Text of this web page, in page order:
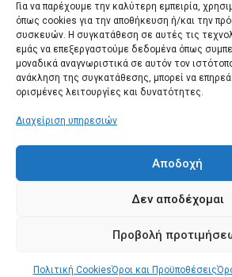
Για να παρέχουμε την καλύτερη εμπειρία,
όπως cookies για την αποθήκευση ή/και την
συσκευών. Η συγκατάθεση σε αυτές τις
εμάς να επεξεργαστούμε δεδομένα όπως
μοναδικά αναγνωριστικά σε αυτόν τον
ανάκληση της συγκατάθεσης, μπορεί να
ορισμένες λειτουργίες και δυνατότητες.
Διαχείριση υπηρεσιών
Αποδοχή
Δεν αποδέχομαι
Προβολή
Πολιτική CookiesΌροι και Προϋποθέσεις
Δικαίωμα υπαναχώρησης –
Τρόποι Πληρωμής – Ασφάλεια
Powered byInfinity